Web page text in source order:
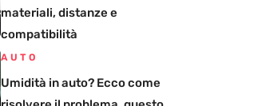
materiali, distanze e
compatibilità
AUTO
Umidità in auto? Ecco come